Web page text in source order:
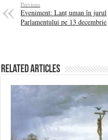
Previous
Eveniment: Lanț uman în jurul
Parlamentului pe 13 decembrie
Related Articles